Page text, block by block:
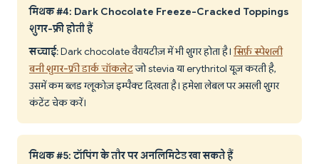
मिथक #4: Dark Chocolate Freeze-Cracked Toppings
शुगर-फ्री होती हैं
सच्चाई: Dark chocolate वैरायटीज़ में भी शुगर होता है। सिर्फ़ स्पेशली
बनी शुगर-फ्री डार्क चॉकलेटजो stevia या erythritol यूज़ करती है,
उसमें कम ब्लड ग्लूकोज़ इम्पैक्ट दिखता है। हमेशा लेबल पर असली शुगर
कंटेंट चेक करें।
मिथक #5: टॉपिंग के तौर पर अनलिमिटेड खा सकते हैं